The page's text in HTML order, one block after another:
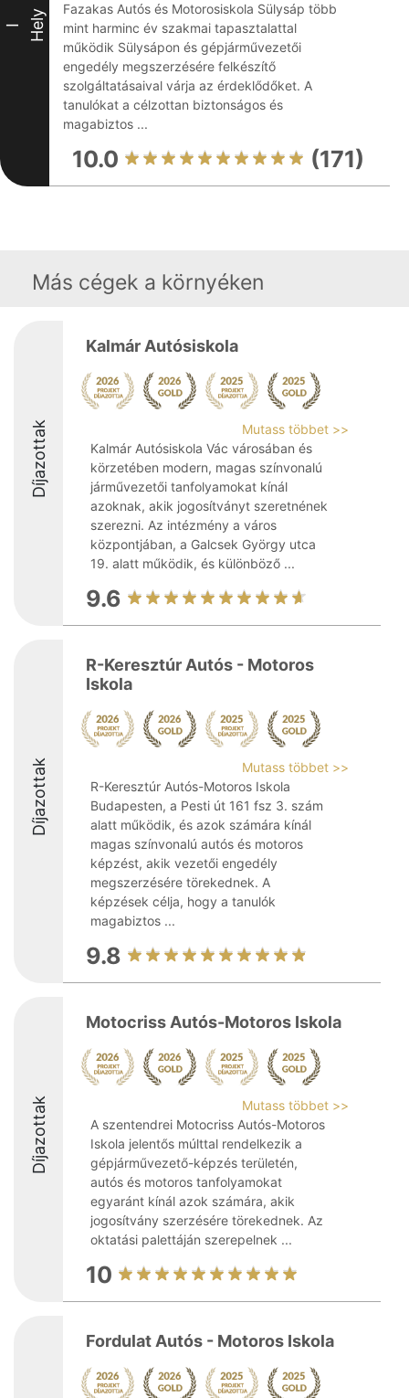
I Hely
Fazakas Autós és Motorosiskola Sülysáp több
mint harminc év szakmai tapasztalattal
működik Sülysápon és gépjárművezetői
engedély megszerzésére felkészítő
szolgáltatásaival várja az érdeklődőket. A
tanulókat a célzottan biztonságos és
magabiztos ...
10.0 (171)
Más cégek a környéken
Díjazottak
Kalmár Autósiskola
Mutass többet >>
Kalmár Autósiskola Vác városában és
körzetében modern, magas színvonalú
járművezetői tanfolyamokat kínál
azoknak, akik jogosítványt szeretnének
szerezni. Az intézmény a város
központjában, a Galcsek György utca
19. alatt működik, és különböző ...
9.6
Díjazottak
R-Keresztúr Autós - Motoros
Iskola
Mutass többet >>
R-Keresztúr Autós-Motoros Iskola
Budapesten, a Pesti út 161 fsz 3. szám
alatt működik, és azok számára kínál
magas színvonalú autós és motoros
képzést, akik vezetői engedély
megszerzésére törekednek. A
képzések célja, hogy a tanulók
magabiztos ...
9.8
Díjazottak
Motocriss Autós-Motoros Iskola
Mutass többet >>
A szentendrei Motocriss Autós-Motoros
Iskola jelentős múlttal rendelkezik a
gépjárművezető-képzés területén,
autós és motoros tanfolyamokat
egyaránt kínál azok számára, akik
jogosítvány szerzésére törekednek. Az
oktatási palettáján szerepelnek ...
10
Fordulat Autós - Motoros Iskola